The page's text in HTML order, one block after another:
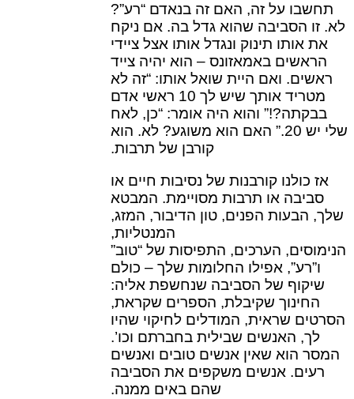
תחשבו על זה, האם זה בנאדם “רע”?
לא. זו הסביבה שהוא גדל בה. אם ניקח
את אותו תינוק ונגדל אותו אצל ציידי
הראשים באמאזונס – הוא יהיה צייד
ראשים. ואם היית שואל אותו: “זה לא
מטריד אותך שיש לך 10 ראשי אדם
בבקתה?!” והוא היה אומר: “כן, לאח
שלי יש 20.” האם הוא משוגע? לא. הוא
קורבן של תרבות.
אז כולנו קורבנות של נסיבות חיים או
סביבה או תרבות מסויימת. המבטא
שלך, הבעות הפנים, טון הדיבור, המזג,
המנטליות,
הנימוסים, הערכים, התפיסות של “טוב”
ו”רע”, אפילו החלומות שלך – כולם
שיקוף של הסביבה שנחשפת אליה:
החינוך שקיבלת, הספרים שקראת,
הסרטים שראית, המודלים לחיקוי שהיו
לך, האנשים שבילית בחברתם וכו’.
המסר הוא שאין אנשים טובים ואנשים
רעים. אנשים משקפים את הסביבה
שהם באים ממנה.